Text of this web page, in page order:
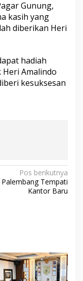
Gunung,
kasih yang
diberikan Heri
hadiah
Heri Amalindo
kesuksesan
Pos berikutnya
Tempati
Kantor Baru